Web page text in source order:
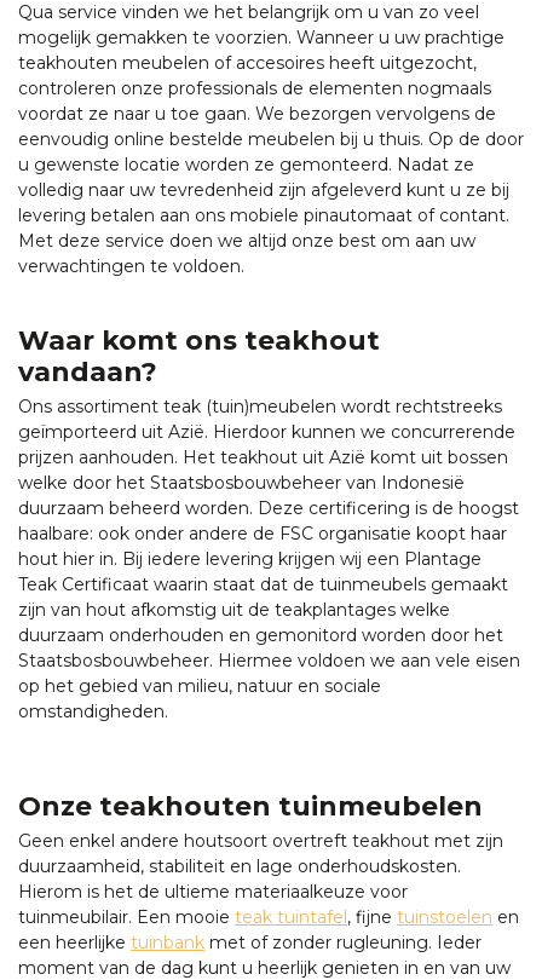
Qua service vinden we het belangrijk om u van zo veel
mogelijk gemakken te voorzien. Wanneer u uw prachtige
teakhouten meubelen of accesoires heeft uitgezocht,
controleren onze professionals de elementen nogmaals
voordat ze naar u toe gaan. We bezorgen vervolgens de
eenvoudig online bestelde meubelen bij u thuis. Op de door
u gewenste locatie worden ze gemonteerd. Nadat ze
volledig naar uw tevredenheid zijn afgeleverd kunt u ze bij
levering betalen aan ons mobiele pinautomaat of contant.
Met deze service doen we altijd onze best om aan uw
verwachtingen te voldoen.
Waar komt ons teakhout
vandaan?
Ons assortiment teak (tuin)meubelen wordt rechtstreeks
geïmporteerd uit Azië. Hierdoor kunnen we concurrerende
prijzen aanhouden. Het teakhout uit Azië komt uit bossen
welke door het Staatsbosbouwbeheer van Indonesië
duurzaam beheerd worden. Deze certificering is de hoogst
haalbare: ook onder andere de FSC organisatie koopt haar
hout hier in. Bij iedere levering krijgen wij een Plantage
Teak Certificaat waarin staat dat de tuinmeubels gemaakt
zijn van hout afkomstig uit de teakplantages welke
duurzaam onderhouden en gemonitord worden door het
Staatsbosbouwbeheer. Hiermee voldoen we aan vele eisen
op het gebied van milieu, natuur en sociale
omstandigheden.
Onze teakhouten tuinmeubelen
Geen enkel andere houtsoort overtreft teakhout met zijn
duurzaamheid, stabiliteit en lage onderhoudskosten.
Hierom is het de ultieme materiaalkeuze voor
tuinmeubilair. Een mooie teak tuintafel, fijne tuinstoelen en
een heerlijke tuinbank met of zonder rugleuning. Ieder
moment van de dag kunt u heerlijk genieten in en van uw